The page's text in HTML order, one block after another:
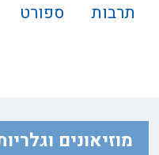
תרבות ספורט
מוזיאונים